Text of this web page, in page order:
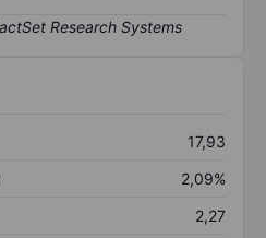
17,93
2,09%
2,27